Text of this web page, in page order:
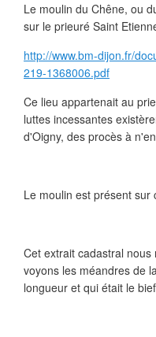
Le moulin du Chêne, ou
sur le prieuré Saint
http://www.bm-dijon.fr/
219-1368006.pdf
Ce lieu appartenait au
luttes incessantes
d'Oigny, des procès à
Le moulin est présent
Cet extrait cadastral
voyons les méandres de
longueur et qui était le